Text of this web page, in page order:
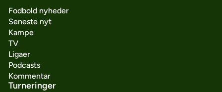
Fodbold nyheder
Seneste nyt
Kampe
TV
Ligaer
Podcasts
Kommentar
Turneringer